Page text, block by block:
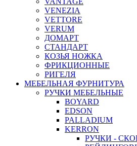
VENEZIA
VETTORE
VERUM
ДОМАРТ
СТАНДАРТ
КОЗЬЯ НОЖКА
ФРИКЦИОННЫЕ
РИГЕЛЯ
МЕБЕЛЬНАЯ ФУРНИТУРА
РУЧКИ МЕБЕЛЬНЫЕ
BOYARD
EDSON
PALLADIUM
KERRON
РУЧКИ -